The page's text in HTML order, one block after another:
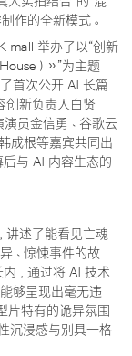
作的全新模式。
mall 举办了以“创新
）》”为主题
首次公开 AI 长篇
创新负责人白贤
员金信勇、谷歌云
成根等嘉宾共同出
与 AI 内容生态的
讲述了能看见亡魂
、惊悚事件的故
，通过将 AI 技术
够呈现出毫无违
片特有的诡异氛围
沉浸感与别具一格